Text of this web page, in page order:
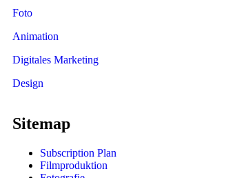
Foto
Animation
Digitales Marketing
Design
Sitemap
Subscription Plan
Filmproduktion